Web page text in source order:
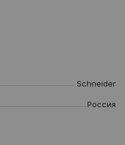
Schneider
Россия